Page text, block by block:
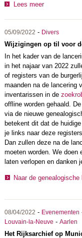
Lees meer
05/09/2022 - Divers
Wijzigingen op til voor
In het kader van de
in het najaar van 2022
of registers van de
maanden na de lancering
inventarissen in de
offline worden gehaald.
via de nieuwe
betekent dit dat de
je links naar deze
Dan zullen deze na de
moeten worden. We doen
laten verlopen en danken
Naar de genealogische
08/04/2022 - Evenementen
Louvain-la-Neuve - Aarlen
Het Rijksarchief op